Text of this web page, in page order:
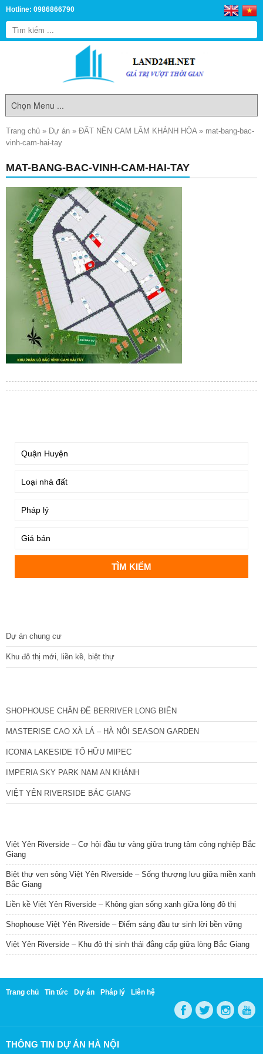
Hotline: 0986866790
Trang chủ » Dự án » ĐẤT NỀN CAM LÂM KHÁNH HÒA» mat-bang-bac-
vinh-cam-hai-tay
MAT-BANG-BAC-VINH-CAM-HAI-TAY
Dự án chung cư
Khu đô thị mới, liền kề, biệt thự
SHOPHOUSE CHÂN ĐẾ BERRIVER LONG BIÊN
MASTERISE CAO XÀ LÁ – HÀ NỘI SEASON GARDEN
ICONIA LAKESIDE TỐ HỮU MIPEC
IMPERIA SKY PARK NAM AN KHÁNH
VIỆT YÊN RIVERSIDE BẮC GIANG
Việt Yên Riverside – Cơ hội đầu tư vàng giữa trung tâm công nghiệp Bắc
Giang
Biệt thự ven sông Việt Yên Riverside – Sống thượng lưu giữa miền xanh
Bắc Giang
Liền kề Việt Yên Riverside – Không gian sống xanh giữa lòng đô thị
Shophouse Việt Yên Riverside – Điểm sáng đầu tư sinh lời bền vững
Việt Yên Riverside – Khu đô thị sinh thái đẳng cấp giữa lòng Bắc Giang
Trang chủ Tin tức Dự án Pháp lý Liên hệ
THÔNG TIN DỰ ÁN HÀ NỘI